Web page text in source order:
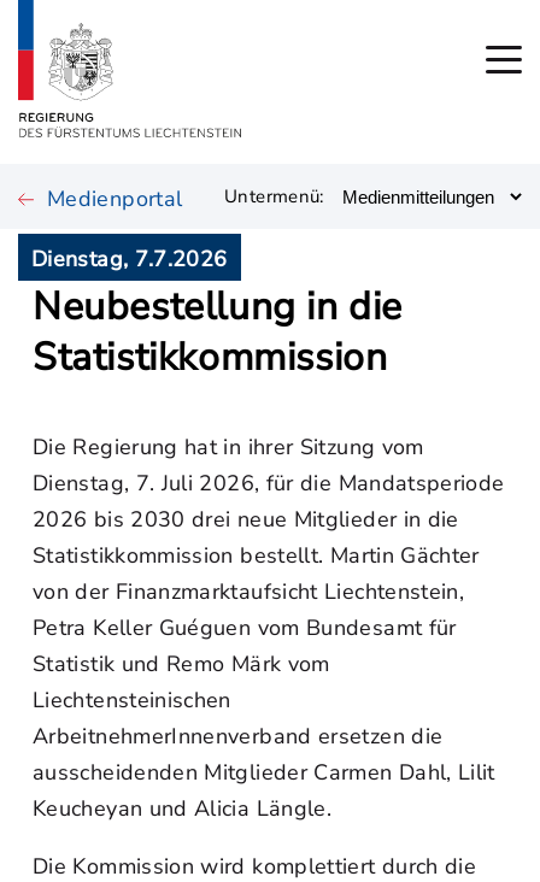
Medienportal Untermenü:
Dienstag, 7.7.2026
Neubestellung in die
Statistikkommission
Die Regierung hat in ihrer Sitzung vom
Dienstag, 7. Juli 2026, für die Mandatsperiode
2026 bis 2030 drei neue Mitglieder in die
Statistikkommission bestellt. Martin Gächter
von der Finanzmarktaufsicht Liechtenstein,
Petra Keller Guéguen vom Bundesamt für
Statistik und Remo Märk vom
Liechtensteinischen
ArbeitnehmerInnenverband ersetzen die
ausscheidenden Mitglieder Carmen Dahl, Lilit
Keucheyan und Alicia Längle.
Die Kommission wird komplettiert durch die